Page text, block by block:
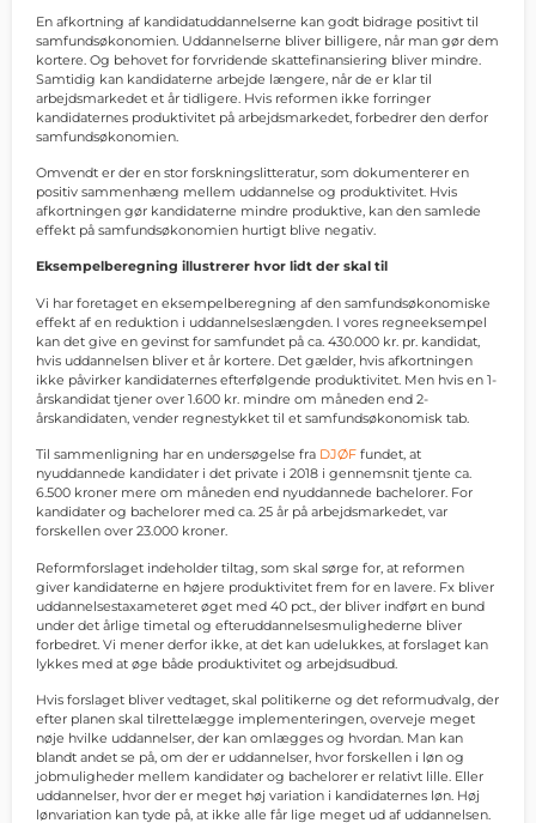
En afkortning af kandidatuddannelserne kan godt bidrage positivt til
samfundsøkonomien. Uddannelserne bliver billigere, når man gør dem
kortere. Og behovet for forvridende skattefinansiering bliver mindre.
Samtidig kan kandidaterne arbejde længere, når de er klar til
arbejdsmarkedet et år tidligere. Hvis reformen ikke forringer
kandidaternes produktivitet på arbejdsmarkedet, forbedrer den derfor
samfundsøkonomien.
Omvendt er der en stor forskningslitteratur, som dokumenterer en
positiv sammenhæng mellem uddannelse og produktivitet. Hvis
afkortningen gør kandidaterne mindre produktive, kan den samlede
effekt på samfundsøkonomien hurtigt blive negativ.
Eksempelberegning illustrerer hvor lidt der skal til
Vi har foretaget en eksempelberegning af den samfundsøkonomiske
effekt af en reduktion i uddannelseslængden. I vores regneeksempel
kan det give en gevinst for samfundet på ca. 430.000 kr. pr. kandidat,
hvis uddannelsen bliver et år kortere. Det gælder, hvis afkortningen
ikke påvirker kandidaternes efterfølgende produktivitet. Men hvis en 1-
årskandidat tjener over 1.600 kr. mindre om måneden end 2-
årskandidaten, vender regnestykket til et samfundsøkonomisk tab.
Til sammenligning har en undersøgelse fra DJØF fundet, at
nyuddannede kandidater i det private i 2018 i gennemsnit tjente ca.
6.500 kroner mere om måneden end nyuddannede bachelorer. For
kandidater og bachelorer med ca. 25 år på arbejdsmarkedet, var
forskellen over 23.000 kroner.
Reformforslaget indeholder tiltag, som skal sørge for, at reformen
giver kandidaterne en højere produktivitet frem for en lavere. Fx bliver
uddannelsestaxameteret øget med 40 pct., der bliver indført en bund
under det årlige timetal og efteruddannelsesmulighederne bliver
forbedret. Vi mener derfor ikke, at det kan udelukkes, at forslaget kan
lykkes med at øge både produktivitet og arbejdsudbud.
Hvis forslaget bliver vedtaget, skal politikerne og det reformudvalg, der
efter planen skal tilrettelægge implementeringen, overveje meget
nøje hvilke uddannelser, der kan omlægges og hvordan. Man kan
blandt andet se på, om der er uddannelser, hvor forskellen i løn og
jobmuligheder mellem kandidater og bachelorer er relativt lille. Eller
uddannelser, hvor der er meget høj variation i kandidaternes løn. Høj
lønvariation kan tyde på, at ikke alle får lige meget ud af uddannelsen.